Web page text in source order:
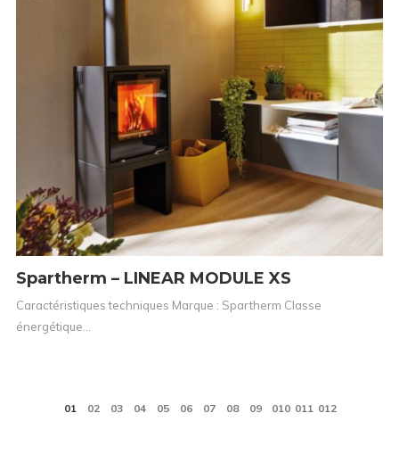
Spartherm – LINEAR MODULE XS
Caractéristiques techniques Marque : Spartherm Classe
énergétique…